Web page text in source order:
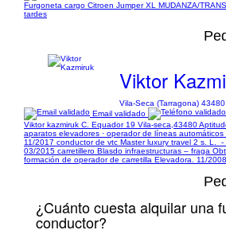
Furgoneta cargo Citroen Jumper XL MUDANZA/
tardes
Viktor
Vila-Seca (Tarragona) 43480
Email validado
Viktor kazmiruk C. Equador 19 Vila-seca,43480
aparatos elevadores · operador de líneas
11/2017 conductor de vtc Master luxury travel 2 s. L.
03/2015 carretillero Blasdo infraestructuras​ – fraga
formación de operador de carretilla Elevadora. 11/
¿Cuánto cuesta alquilar una
conductor?